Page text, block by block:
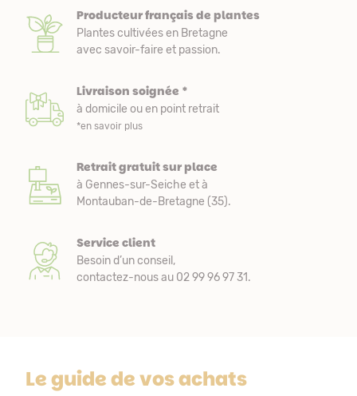
Producteur français de plantes
Plantes cultivées en Bretagne
avec savoir-faire et passion.
Livraison soignée *
à domicile ou en point retrait
*en savoir plus
Retrait gratuit sur place
à Gennes-sur-Seiche et à
Montauban-de-Bretagne (35).
Service client
Besoin d’un conseil,
contactez-nous au 02 99 96 97 31.
Le guide de vos achats